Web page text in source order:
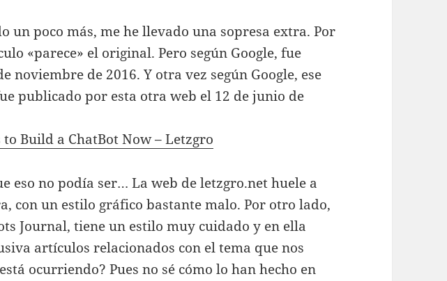
un poco más, me he llevado una sopresa extra. Por
«parece» el original. Pero según Google, fue
noviembre de 2016. Y otra vez según Google, ese
publicado por esta otra web el 12 de junio de
to Build a ChatBot Now – Letzgro
eso no podía ser… La web de letzgro.net huele a
con un estilo gráfico bastante malo. Por otro lado,
Journal, tiene un estilo muy cuidado y en ella
artículos relacionados con el tema que nos
ocurriendo? Pues no sé cómo lo han hecho en